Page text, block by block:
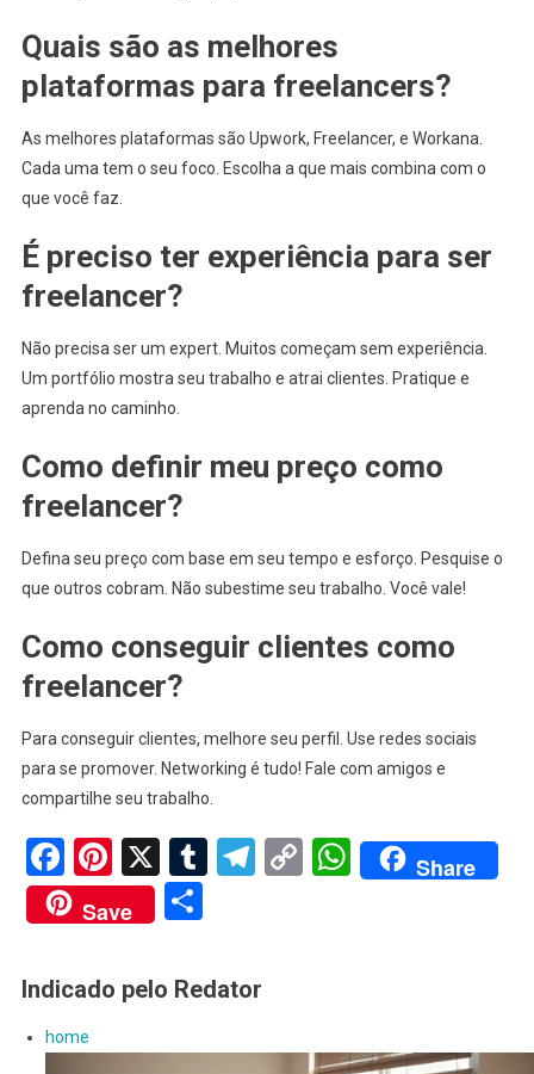
Quais são as melhores
plataformas para freelancers?
As melhores plataformas são Upwork, Freelancer, e Workana.
Cada uma tem o seu foco. Escolha a que mais combina com o
que você faz.
É preciso ter experiência para ser
freelancer?
Não precisa ser um expert. Muitos começam sem experiência.
Um portfólio mostra seu trabalho e atrai clientes. Pratique e
aprenda no caminho.
Como definir meu preço como
freelancer?
Defina seu preço com base em seu tempo e esforço. Pesquise o
que outros cobram. Não subestime seu trabalho. Você vale!
Como conseguir clientes como
freelancer?
Para conseguir clientes, melhore seu perfil. Use redes sociais
para se promover. Networking é tudo! Fale com amigos e
compartilhe seu trabalho.
Facebook
Pinterest
X Tumblr
Telegram
Copy
Link
WhatsApp
Share
Save
Share
Indicado pelo Redator
home